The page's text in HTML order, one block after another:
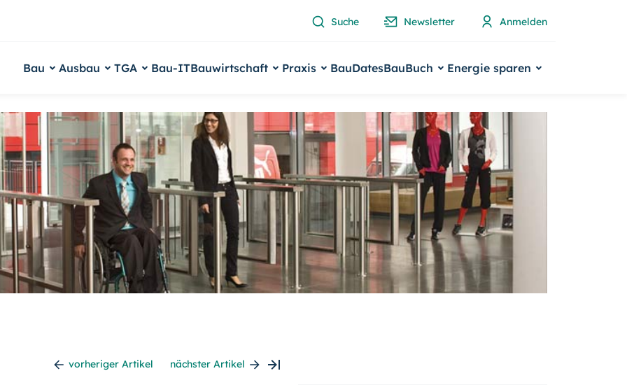
Suche Newsletter Anmelden
Bau Ausbau TGA Bau-ITBauwirtschaft Praxis BauDatesBauBuch Energie sparen
vorheriger Artikel nächster Artikel